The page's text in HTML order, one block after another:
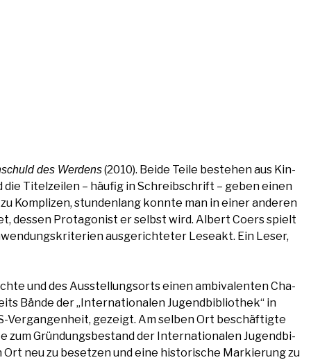
des Wer­dens(2010). Bei­de Tei­le bestehen aus Kin­
Titel­zei­len – häu­fig in Schreib­schrift – geben einen
Kom­pli­zen, stun­den­lang konn­te man in einer ande­ren
des­sen Prot­ago­nist er selbst wird. Albert Coers spielt
aus­ge­rich­te­ter Lese­akt. Ein Leser,
und des Aus­stel­lungs­orts einen ambi­va­len­ten Cha­
Bän­de der „Inter­na­tio­na­len Jugend­bi­blio­thek“ in
Ver­gan­gen­heit, gezeigt. Am sel­ben Ort beschäf­tig­te
zum Grün­dungs­be­stand der Inter­na­tio­na­len Jugend­bi­
neu zu beset­zen und eine his­to­ri­sche Mar­kie­rung zu